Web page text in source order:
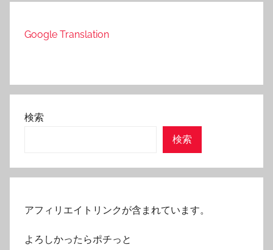
Google Translation
検索
検索
アフィリエイトリンクが含まれています。
よろしかったらポチっと